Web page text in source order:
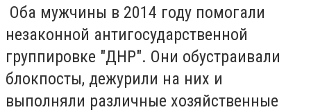
Оба мужчины в 2014 году помогали
незаконной антигосударственной
группировке "ДНР". Они обустраивали
блокпосты, дежурили на них и
выполняли различные хозяйственные